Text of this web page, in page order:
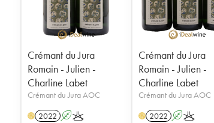
Crémant du Jura
Romain - Julien -
Charline Labet
Crémant du Jura AOC
H 2022 AK
Crémant du Jura
Romain - Julien -
Charline Labet
Crémant du Jura AOC
H 2022 AK